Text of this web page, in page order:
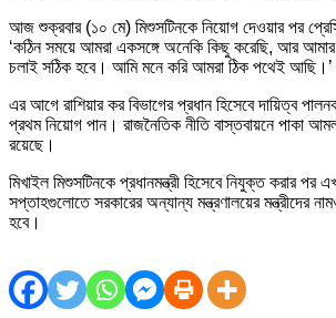
আজ শুক্রবার (১০ মে) মিশুসটিনকে নিয়োগ দেওয়ার পর
‘কঠিন সময়ে আমরা একসঙ্গে অনেকি কিছু করেছি, আর
চলাই সঠিক হবে। আমি মনে করি আমরা ঠিক পথেই আছি।’
এর আগে রাশিয়ার কর বিভাগের প্রধান হিসেবে দায়িত্ব
প্রথম নিয়োগ পান। রাজনৈতিক নীতি বাস্তবায়নে পাকা
রয়েছে।
মিখাইল মিশুসটিনকে প্রধানমন্ত্রী হিসেবে নিযুক্ত করার পর
সপ্তাহগুলোতে সরকারের অন্যান্য মন্ত্রণালয়ের মন্ত্রীদের
হবে।